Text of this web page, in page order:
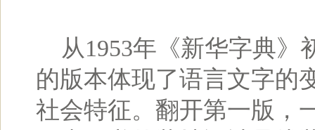
从1953年《新华字典》
的版本体现了语言文字的
社会特征。翻开第一版，